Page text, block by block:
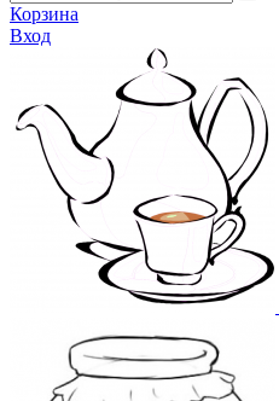
Корзина
Вход